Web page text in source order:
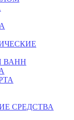
ВАНН
СРЕДСТВА